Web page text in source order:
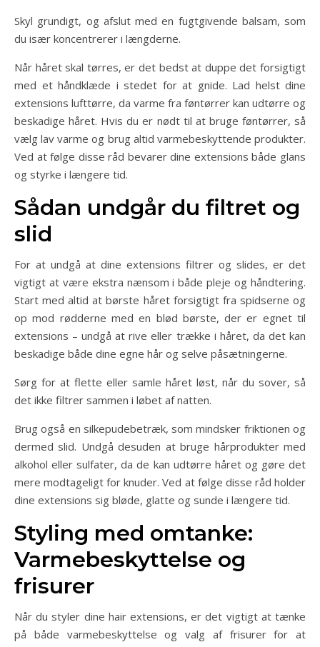
Skyl grundigt, og afslut med en fugtgivende balsam, som
du især koncentrerer i længderne.
Når håret skal tørres, er det bedst at duppe det forsigtigt
med et håndklæde i stedet for at gnide. Lad helst dine
extensions lufttørre, da varme fra føntørrer kan udtørre og
beskadige håret. Hvis du er nødt til at bruge føntørrer, så
vælg lav varme og brug altid varmebeskyttende produkter.
Ved at følge disse råd bevarer dine extensions både glans
og styrke i længere tid.
Sådan undgår du filtret og
slid
For at undgå at dine extensions filtrer og slides, er det
vigtigt at være ekstra nænsom i både pleje og håndtering.
Start med altid at børste håret forsigtigt fra spidserne og
op mod rødderne med en blød børste, der er egnet til
extensions – undgå at rive eller trække i håret, da det kan
beskadige både dine egne hår og selve påsætningerne.
Sørg for at flette eller samle håret løst, når du sover, så
det ikke filtrer sammen i løbet af natten.
Brug også en silkepudebetræk, som mindsker friktionen og
dermed slid. Undgå desuden at bruge hårprodukter med
alkohol eller sulfater, da de kan udtørre håret og gøre det
mere modtageligt for knuder. Ved at følge disse råd holder
dine extensions sig bløde, glatte og sunde i længere tid.
Styling med omtanke:
Varmebeskyttelse og
frisurer
Når du styler dine hair extensions, er det vigtigt at tænke
på både varmebeskyttelse og valg af frisurer for at